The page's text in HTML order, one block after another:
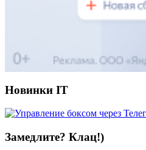
Новинки IT
Замедлите? Клац!)